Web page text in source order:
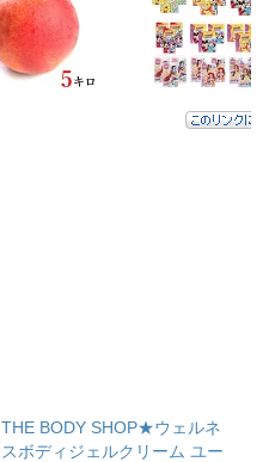
THE BODY SHOP★ウェルネ
スボディジェルクリーム ユー